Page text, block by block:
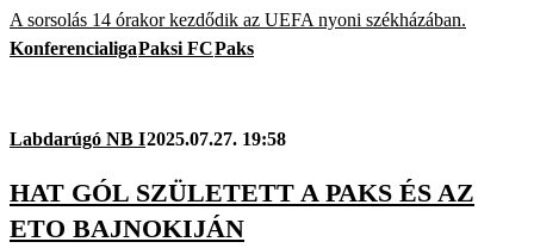
A sorsolás 14 órakor kezdődik az UEFA nyoni székházában.
KonferencialigaPaksi FCPaks
Labdarúgó NB I2025.07.27. 19:58
HAT GÓL SZÜLETETT A PAKS ÉS AZ
ETO BAJNOKIJÁN